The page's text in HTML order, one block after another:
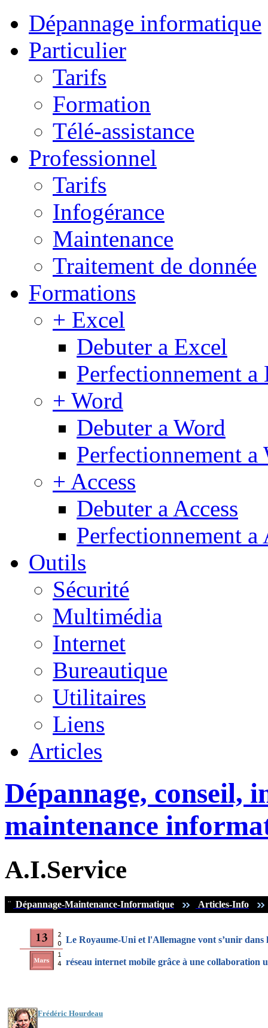
Dépannage informatique
Particulier
Tarifs
Formation
Télé-assistance
Professionnel
Tarifs
Infogérance
Maintenance
Traitement de donnée
Formations
+ Excel
Debuter a Excel
Perfectionnement a
+ Word
Debuter a Word
Perfectionnement a
+ Access
Debuter a Access
Perfectionnement a
Outils
Sécurité
Multimédia
Internet
Bureautique
Utilitaires
Liens
Articles
Dépannage, conseil,
maintenance
A.I.Service
¨ Dépannage-Maintenance-Informatique Articles-Info
Le Royaume-Uni et l'Allemagne vont s’unir
réseau internet mobile grâce à une collaboration
Frédéric Hourdeau